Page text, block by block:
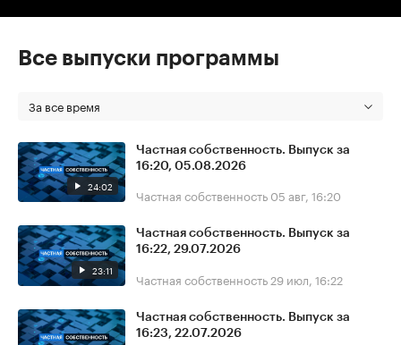
Все выпуски программы
За все время
24:02
Частная собственность. Выпуск за
16:20, 05.08.2026
Частная собственность 05 авг, 16:20
23:11
Частная собственность. Выпуск за
16:22, 29.07.2026
Частная собственность 29 июл, 16:22
Частная собственность. Выпуск за
16:23, 22.07.2026